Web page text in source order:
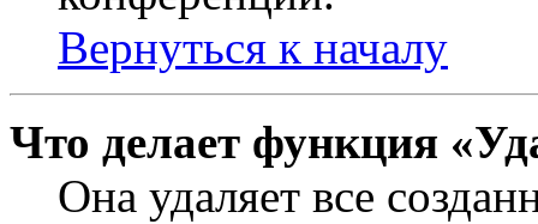
Вернуться к началу
Что делает функция
Она удаляет все